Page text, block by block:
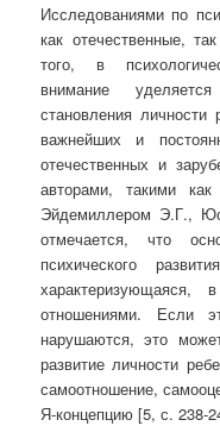
Исследованиями по
как отечественные,
того, в
внимание
становления
важнейших и
отечественных и
авторами, такими
Эйдемиллером Э.Г.,
отмечается, что
психического
характеризующаяся,
отношениями. Если
нарушаются, это
развитие личности
самоотношение,
Я-концепцию [5, с. 238-